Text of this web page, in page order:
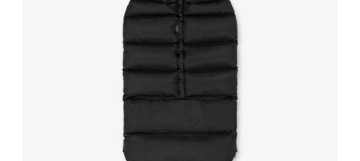
Tillbehör
Reservdelar
Kampanjer
Våra favoriter